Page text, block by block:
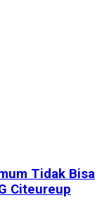
Tidak Bisa
Citeureup